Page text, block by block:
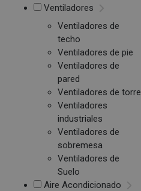
Ventiladores
Ventiladores de
techo
Ventiladores de pie
Ventiladores de
pared
Ventiladores de torre
Ventiladores
industriales
Ventiladores de
sobremesa
Ventiladores de
Suelo
Aire Acondicionado